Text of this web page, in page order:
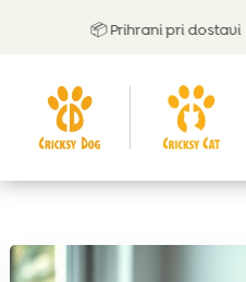
📦 Prihrani pri dostavi